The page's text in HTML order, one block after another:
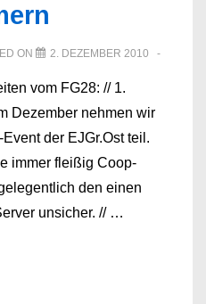
ON 2. DEZEMBER 2010
vom FG28: // 1.
Dezember nehmen wir
der EJGr.Ost teil.
immer fleißig Coop-
den einen
unsicher. // …